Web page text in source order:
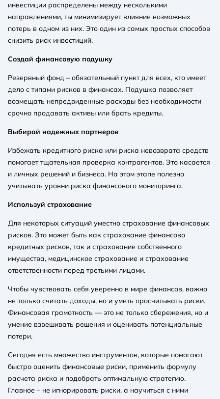
инвестиции распределены между несколькими
направлениями, ты минимизирует влияние возможных
потерь в одном из них. Это один из самых простых способов
снизить риск инвестиций.
Создай финансовую подушку
Резервный фонд – обязательный пункт для всех, кто имеет
дело с типами рисков в финансах. Подушка позволяет
возмещать непредвиденные расходы без необходимости
срочно продавать активы или брать кредиты.
Выбирай надежных партнеров
Избежать кредитного риска или риска невозврата средств
помогает тщательная проверка контрагентов. Это касается
и личных решений и бизнеса. На этом этапе полезно
учитывать уровни риска финансового мониторинга.
Используй страхование
Для некоторых ситуаций уместно страхование финансовых
рисков. Это может быть как страхование финансово
кредитных рисков, так и страхование собственного
имущества, медицинское страхование и страхование
ответственности перед третьими лицами.
Чтобы чувствовать себя уверенно в мире финансов, важно
не только считать доходы, но и уметь просчитывать риски.
Финансовая грамотность — это не только сбережения, но и
умение взвешивать решения и оценивать потенциальные
потери.
Сегодня есть множество инструментов, которые помогают
быстро оценить финансовые риски, применить формулу
расчета риска и подобрать оптимальную стратегию.
Главное – не игнорировать риски, а научиться с ними